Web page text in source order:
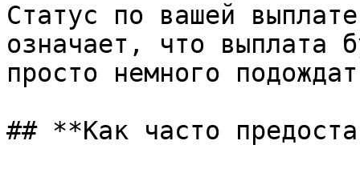
Статус по вашей
означает, что выплата
просто немного
## **Как часто